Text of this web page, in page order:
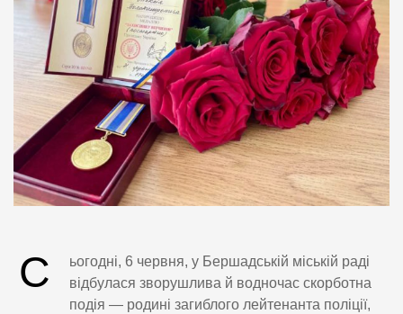
С
ьогодні, 6 червня, у Бершадській міській раді
відбулася зворушлива й водночас скорботна
подія — родині загиблого лейтенанта поліції,